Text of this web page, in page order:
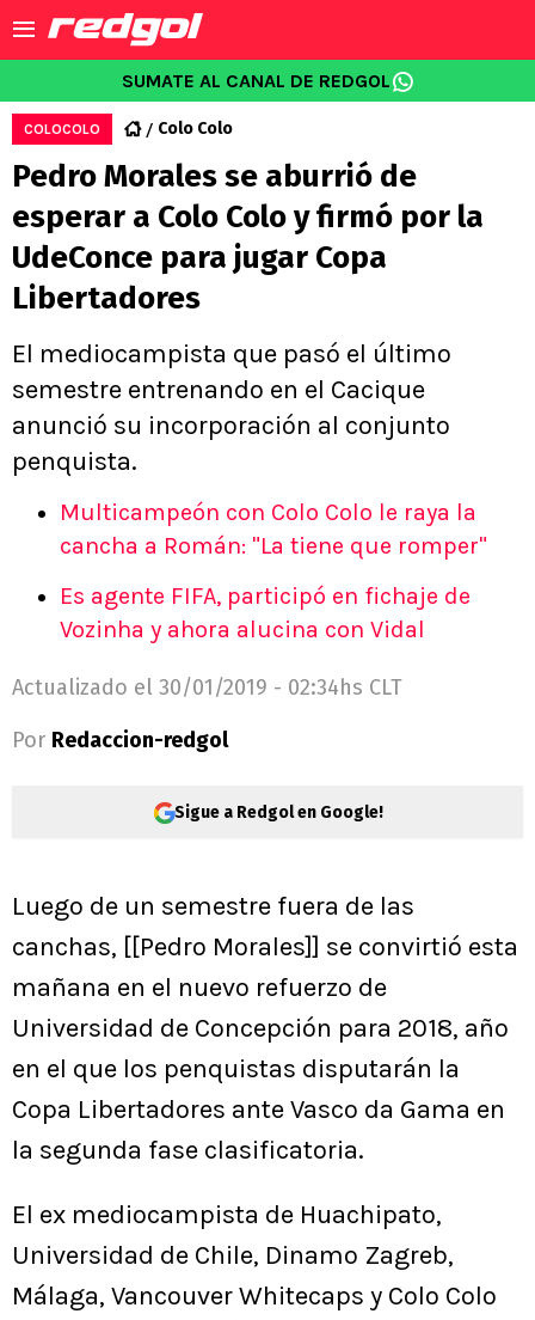
SUMATE AL CANAL DE REDGOL
COLOCOLO Colo Colo
Pedro Morales se aburrió de
esperar a Colo Colo y firmó por la
UdeConce para jugar Copa
Libertadores
El mediocampista que pasó el último
semestre entrenando en el Cacique
anunció su incorporación al conjunto
penquista.
Multicampeón con Colo Colo le raya la
cancha a Román: "La tiene que romper"
Es agente FIFA, participó en fichaje de
Vozinha y ahora alucina con Vidal
Actualizado el 30/01/2019 - 02:34hs CLT
Por Redaccion-redgol
Sigue a Redgol en Google!
Luego de un semestre fuera de las
canchas, [[Pedro Morales]] se convirtió esta
mañana en el nuevo refuerzo de
Universidad de Concepción para 2018, año
en el que los penquistas disputarán la
Copa Libertadores ante Vasco da Gama en
la segunda fase clasificatoria.
El ex mediocampista de Huachipato,
Universidad de Chile, Dinamo Zagreb,
Málaga, Vancouver Whitecaps y Colo Colo